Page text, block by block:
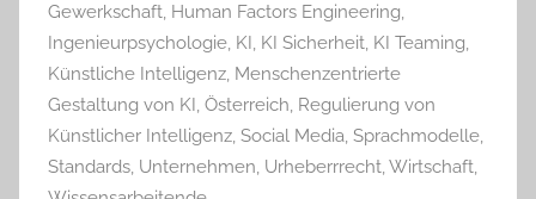
Gewerkschaft, Human Factors Engineering,
Ingenieurpsychologie, KI, KI Sicherheit, KI Teaming,
Künstliche Intelligenz, Menschenzentrierte
Gestaltung von KI, Österreich, Regulierung von
Künstlicher Intelligenz, Social Media, Sprachmodelle,
Standards, Unternehmen, Urheberrrecht,Wirtschaft,